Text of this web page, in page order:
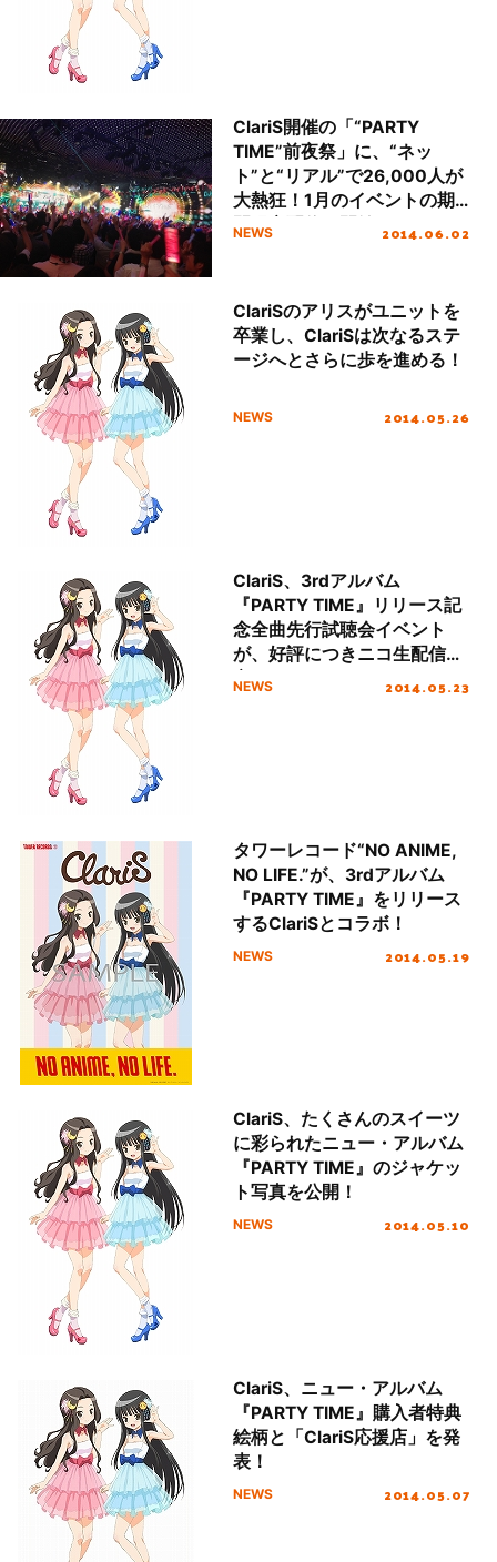
ClariS開催の「“PARTY
TIME”前夜祭」に、“ネッ
ト”と“リアル”で26,000人が
大熱狂！1月のイベントの期
間限定配信も開始！
NEWS 2014.06.02
ClariSのアリスがユニットを
卒業し、ClariSは次なるステ
ージへとさらに歩を進める！
NEWS 2014.05.26
ClariS、3rdアルバム
『PARTY TIME』リリース記
念全曲先行試聴会イベント
が、好評につきニコ生配信決
定！
NEWS 2014.05.23
タワーレコード“NO ANIME,
NO LIFE.”が、3rdアルバム
『PARTY TIME』をリリース
するClariSとコラボ！
NEWS 2014.05.19
ClariS、たくさんのスイーツ
に彩られたニュー・アルバム
『PARTY TIME』のジャケッ
ト写真を公開！
NEWS 2014.05.10
ClariS、ニュー・アルバム
『PARTY TIME』購入者特典
絵柄と「ClariS応援店」を発
表！
NEWS 2014.05.07